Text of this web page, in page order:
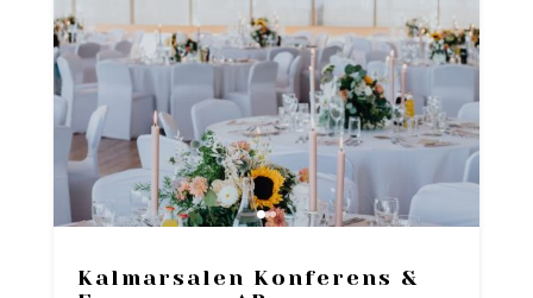
Kalmarsalen Konferens &